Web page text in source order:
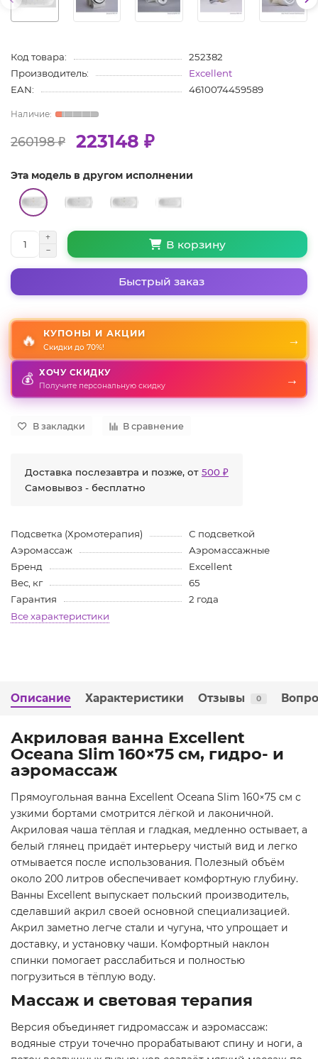
Код товара:
252382
Производитель:
Excellent
EAN:
4610074459589
260198 ₽ 223148 ₽
Эта модель в другом исполнении
В корзину
Быстрый заказ
🔥 КУПОНЫ И АКЦИИ
Скидки до 70%!
→
💰 ХОЧУ СКИДКУ
Получите персональную скидку →
В закладки В сравнение
Доставка послезавтра и позже, от 500 ₽
Самовывоз - бесплатно
Подсветка (Хромотерапия)
С подсветкой
Аэромассаж
Аэромассажные
Бренд
Excellent
Вес, кг
65
Гарантия
2 года
Все характеристики
Описание Характеристики Отзывы 0
Акриловая ванна Excellent
Oceana Slim 160×75 см, гидро- и
аэромассаж
Прямоугольная ванна Excellent Oceana Slim 160×75 см с
узкими бортами смотрится лёгкой и лаконичной.
Акриловая чаша тёплая и гладкая, медленно остывает, а
белый глянец придаёт интерьеру чистый вид и легко
отмывается после использования. Полезный объём
около 200 литров обеспечивает комфортную глубину.
Ванны Excellent выпускает польский производитель,
сделавший акрил своей основной специализацией.
Акрил заметно легче стали и чугуна, что упрощает и
доставку, и установку чаши. Комфортный наклон
спинки помогает расслабиться и полностью
погрузиться в тёплую воду.
Массаж и световая терапия
Версия объединяет гидромассаж и аэромассаж:
водяные струи точечно прорабатывают спину и ноги, а